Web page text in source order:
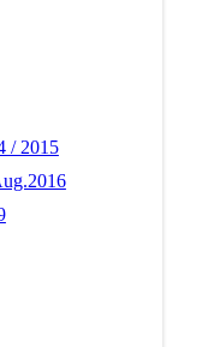
/ 2015